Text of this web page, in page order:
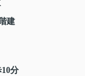
建
10分